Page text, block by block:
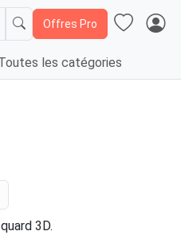
Offres Pro
les catégories
3D.